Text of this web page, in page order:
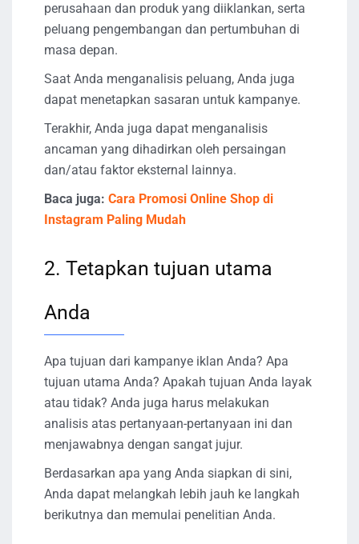
perusahaan dan produk yang diiklankan, serta
peluang pengembangan dan pertumbuhan di
masa depan.
Saat Anda menganalisis peluang, Anda juga
dapat menetapkan sasaran untuk kampanye.
Terakhir, Anda juga dapat menganalisis
ancaman yang dihadirkan oleh persaingan
dan/atau faktor eksternal lainnya.
Baca juga: Cara Promosi Online Shop di
Instagram Paling Mudah
2. Tetapkan tujuan utama
Anda
Apa tujuan dari kampanye iklan Anda? Apa
tujuan utama Anda? Apakah tujuan Anda layak
atau tidak? Anda juga harus melakukan
analisis atas pertanyaan-pertanyaan ini dan
menjawabnya dengan sangat jujur.
Berdasarkan apa yang Anda siapkan di sini,
Anda dapat melangkah lebih jauh ke langkah
berikutnya dan memulai penelitian Anda.